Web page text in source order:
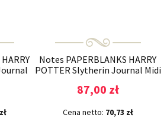
Notes PAPERBLANKS HARRY
POTTER Slytherin Journal Midi
87,00 zł
Cena netto: 70,73 zł